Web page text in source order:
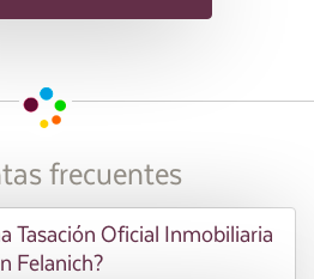
frecuentes
Tasación Oficial Inmobiliaria
Felanich?